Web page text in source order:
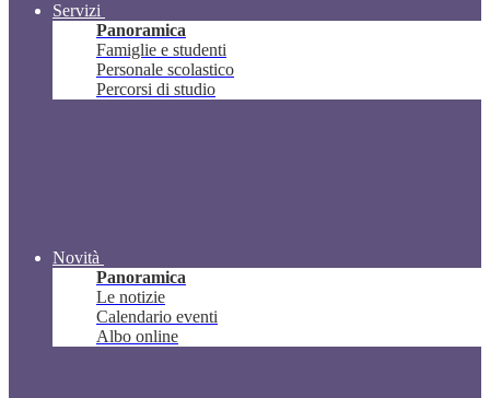
Servizi
Panoramica
Famiglie e studenti
Personale scolastico
Percorsi di studio
Novità
Panoramica
Le notizie
Calendario eventi
Albo online